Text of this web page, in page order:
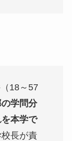
18～57
学問分
本学で
校長が責